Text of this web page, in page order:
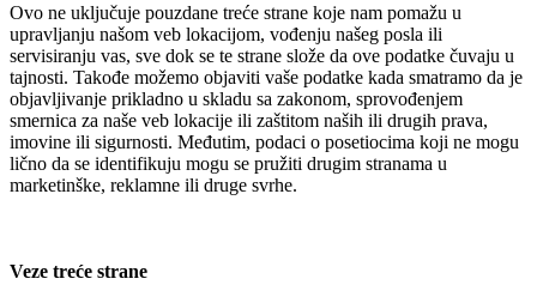
Ovo ne uključuje pouzdane treće strane koje nam pomažu u
upravljanju našom veb lokacijom, vođenju našeg posla ili
servisiranju vas, sve dok se te strane slože da ove podatke čuvaju u
tajnosti. Takođe možemo objaviti vaše podatke kada smatramo da je
objavljivanje prikladno u skladu sa zakonom, sprovođenjem
smernica za naše veb lokacije ili zaštitom naših ili drugih prava,
imovine ili sigurnosti. Međutim, podaci o posetiocima koji ne mogu
lično da se identifikuju mogu se pružiti drugim stranama u
marketinške, reklamne ili druge svrhe.
Veze treće strane